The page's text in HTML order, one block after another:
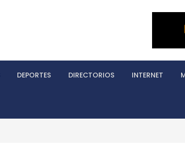
DEPORTES DIRECTORIOS INTERNET